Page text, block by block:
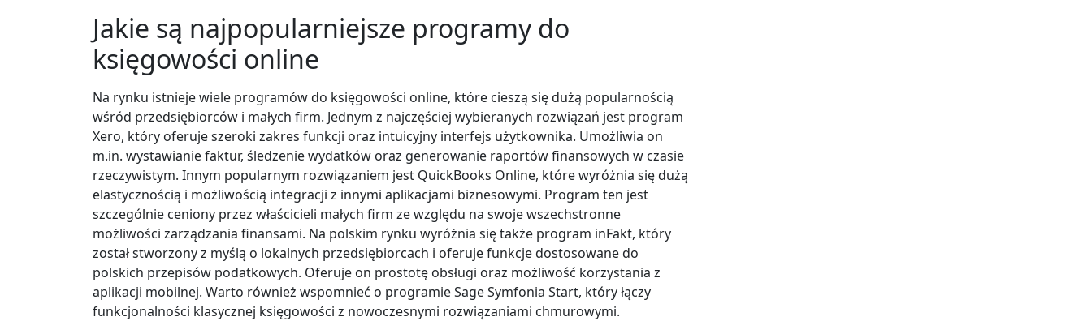
Jakie są najpopularniejsze programy do
księgowości online
Na rynku istnieje wiele programów do księgowości online, które cieszą się dużą popularnością
wśród przedsiębiorców i małych firm. Jednym z najczęściej wybieranych rozwiązań jest program
Xero, który oferuje szeroki zakres funkcji oraz intuicyjny interfejs użytkownika. Umożliwia on
m.in. wystawianie faktur, śledzenie wydatków oraz generowanie raportów finansowych w czasie
rzeczywistym. Innym popularnym rozwiązaniem jest QuickBooks Online, które wyróżnia się dużą
elastycznością i możliwością integracji z innymi aplikacjami biznesowymi. Program ten jest
szczególnie ceniony przez właścicieli małych firm ze względu na swoje wszechstronne
możliwości zarządzania finansami. Na polskim rynku wyróżnia się także program inFakt, który
został stworzony z myślą o lokalnych przedsiębiorcach i oferuje funkcje dostosowane do
polskich przepisów podatkowych. Oferuje on prostotę obsługi oraz możliwość korzystania z
aplikacji mobilnej. Warto również wspomnieć o programie Sage Symfonia Start, który łączy
funkcjonalności klasycznej księgowości z nowoczesnymi rozwiązaniami chmurowymi.